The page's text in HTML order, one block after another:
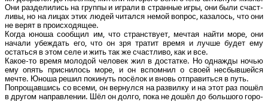
Они раз­де­ли­лись на груп­пы и игра­ли в стран­ные игры, они были счаст­
ли­вы, но на лицах этих людей читал­ся немой вопрос, каза­лось, что они
не верят в происходящее.
Когда юно­ша сооб­щил им, что стран­ству­ет, меч­тая най­ти море, они
нача­ли убеж­дать его, что он зря тра­тит вре­мя и луч­ше будет ему
остать­ся в этом селе и жить так же счаст­ли­во, как и все.
Какое-то вре­мя моло­дой чело­век жил в достат­ке. Но одна­жды ночью
ему опять при­сни­лось море, и он вспом­нил о сво­ей несбыв­шей­ся
мечте. Юно­ша решил поки­нуть посё­лок и вновь отпра­вить­ся в путь.
Попро­щав­шись со все­ми, он вер­нул­ся на раз­вил­ку и на этот раз пошёл
в дру­гом направ­ле­нии. Шёл он дол­го, пока не дошёл до боль­шо­го горо­